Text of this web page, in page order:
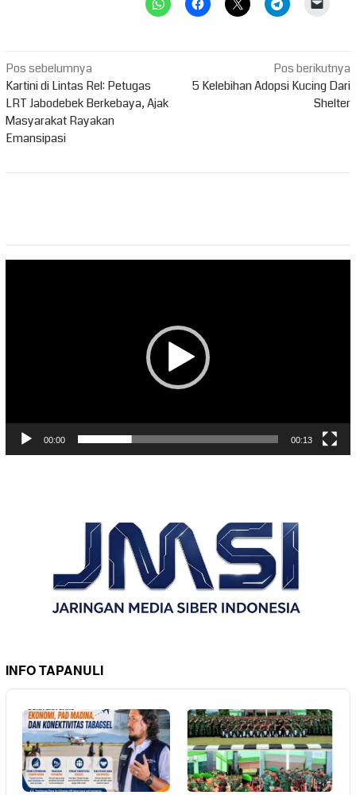
Navigasi
pos
Pos sebelumnya
Kartini di Lintas Rel: Petugas
LRT Jabodebek Berkebaya, Ajak
Masyarakat Rayakan
Emansipasi
Pos berikutnya
5 Kelebihan Adopsi Kucing Dari
Shelter
00:00 00:13
INFO TAPANULI